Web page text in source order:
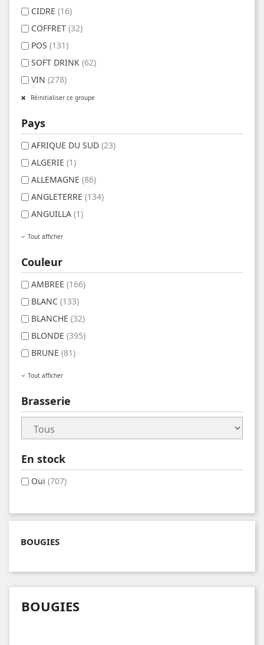
CIDRE (16)
COFFRET (32)
POS (131)
SOFT DRINK (62)
VIN (278)
Réinitialiser ce groupe
Pays
AFRIQUE DU SUD (23)
ALGERIE (1)
ALLEMAGNE (86)
ANGLETERRE (134)
ANGUILLA (1)
Tout afficher
Couleur
AMBREE (166)
BLANC (133)
BLANCHE (32)
BLONDE (395)
BRUNE (81)
Tout afficher
Brasserie
En stock
Oui (707)
BOUGIES
BOUGIES